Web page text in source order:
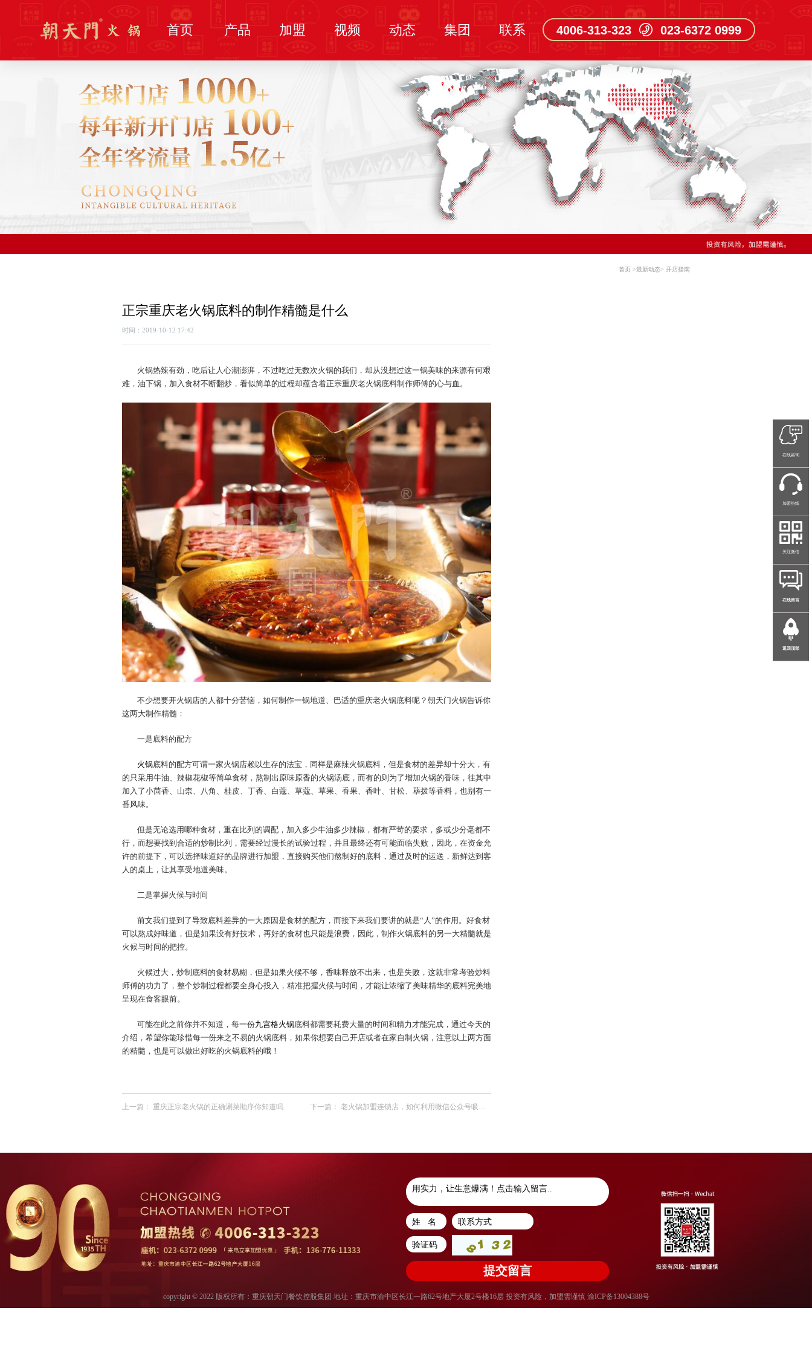
首页 产品 加盟 视频 动态 集团 联系 4006-313-323 023-6372 0999
首页>最新动态>开店指南
正宗重庆老火锅底料的制作精髓是什么
时间：2019-10-12 17:42
火锅热辣有劲，吃后让人心潮澎湃，不过吃过无数次火锅的我们，却从没想过这一锅美味的来源有何艰
难，油下锅，加入食材不断翻炒，看似简单的过程却蕴含着正宗重庆老火锅底料制作师傅的心与血。
不少想要开火锅店的人都十分苦恼，如何制作一锅地道、巴适的重庆老火锅底料呢？朝天门火锅告诉你
这两大制作精髓：
一是底料的配方
火锅底料的配方可谓一家火锅店赖以生存的法宝，同样是麻辣火锅底料，但是食材的差异却十分大，有
的只采用牛油、辣椒花椒等简单食材，熬制出原味原香的火锅汤底，而有的则为了增加火锅的香味，往其中
加入了小茴香、山柰、八角、桂皮、丁香、白蔻、草蔻、草果、香果、香叶、甘松、荜拨等香料，也别有一
番风味。
但是无论选用哪种食材，重在比列的调配，加入多少牛油多少辣椒，都有严苛的要求，多或少分毫都不
行，而想要找到合适的炒制比列，需要经过漫长的试验过程，并且最终还有可能面临失败，因此，在资金允
许的前提下，可以选择味道好的品牌进行加盟，直接购买他们熬制好的底料，通过及时的运送，新鲜达到客
人的桌上，让其享受地道美味。
二是掌握火候与时间
前文我们提到了导致底料差异的一大原因是食材的配方，而接下来我们要讲的就是“人”的作用。好食材
可以熬成好味道，但是如果没有好技术，再好的食材也只能是浪费，因此，制作火锅底料的另一大精髓就是
火候与时间的把控。
火候过大，炒制底料的食材易糊，但是如果火候不够，香味释放不出来，也是失败，这就非常考验炒料
师傅的功力了，整个炒制过程都要全身心投入，精准把握火候与时间，才能让浓缩了美味精华的底料完美地
呈现在食客眼前。
可能在此之前你并不知道，每一份九宫格火锅底料都需要耗费大量的时间和精力才能完成，通过今天的
介绍，希望你能珍惜每一份来之不易的火锅底料，如果你想要自己开店或者在家自制火锅，注意以上两方面
的精髓，也是可以做出好吃的火锅底料的哦！
上一篇： 重庆正宗老火锅的正确涮菜顺序你知道吗 下一篇：老火锅加盟连锁店，如何利用微信公众号吸粉？
copyright © 2022 版权所有：重庆朝天门餐饮控股集团 地址：重庆市渝中区长江一路62号地产大厦2号楼16层 投资有风险，加盟需谨慎 渝ICP备13004388号
在线咨询
加盟热线
关注微信
在线留言
返回顶部